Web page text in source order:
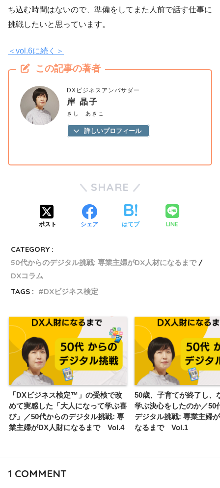
ち込む時間はないので、準備をしてまた人前で話す仕事に
挑戦したいと思っています。
＜vol.6に続く＞
この記事の著者
DXビジネスアンバサダー
岸 晶子
きし あきこ
詳しいプロフィール
SHARE
ポスト シェア はてブ LINE
CATEGORY :
50代からのデジタル挑戦: 専業主婦がDX人材になるまで
DXコラム
TAGS :
DXビジネス検定
「DXビジネス検定™」の受検で改
めて実感した「大人になって学ぶ喜
び」／50代からのデジタル挑戦: 専
業主婦がDX人財になるまで Vol.4
50歳、子育てが終了し、
学ぶ決心をしたのか／50
デジタル挑戦: 専業主婦
なるまで Vol.1
1 COMMENT